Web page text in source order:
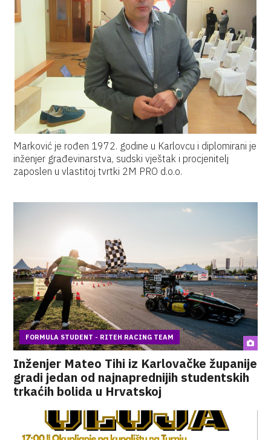
Marković je rođen 1972. godine u Karlovcu i diplomirani je
inženjer građevinarstva, sudski vještak i procjenitelj
zaposlen u vlastitoj tvrtki 2M PRO d.o.o.
FORMULA STUDENT - RITEH RACING TEAM
Inženjer Mateo Tihi iz Karlovačke županije
gradi jedan od najnaprednijih studentskih
trkaćih bolida u Hrvatskoj